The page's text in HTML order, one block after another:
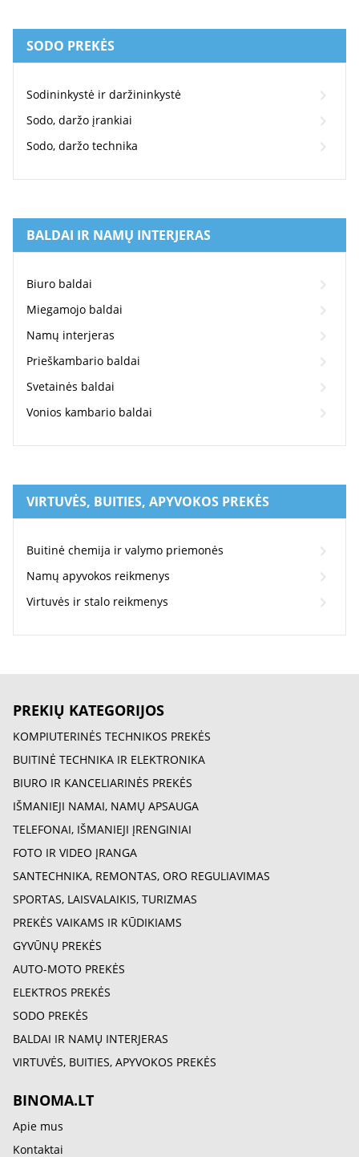
SODO PREKĖS
Sodininkystė ir daržininkystė
Sodo, daržo įrankiai
Sodo, daržo technika
BALDAI IR NAMŲ INTERJERAS
Biuro baldai
Miegamojo baldai
Namų interjeras
Prieškambario baldai
Svetainės baldai
Vonios kambario baldai
VIRTUVĖS, BUITIES, APYVOKOS PREKĖS
Buitinė chemija ir valymo priemonės
Namų apyvokos reikmenys
Virtuvės ir stalo reikmenys
PREKIŲ KATEGORIJOS
KOMPIUTERINĖS TECHNIKOS PREKĖS
BUITINĖ TECHNIKA IR ELEKTRONIKA
BIURO IR KANCELIARINĖS PREKĖS
IŠMANIEJI NAMAI, NAMŲ APSAUGA
TELEFONAI, IŠMANIEJI ĮRENGINIAI
FOTO IR VIDEO ĮRANGA
SPORTAS, LAISVALAIKIS, TURIZMAS
PREKĖS VAIKAMS IR KŪDIKIAMS
GYVŪNŲ PREKĖS
SANTECHNIKA, REMONTAS, ORO REGULIAVIMAS
AUTO-MOTO PREKĖS
ELEKTROS PREKĖS
SODO PREKĖS
BALDAI IR NAMŲ INTERJERAS
VIRTUVĖS, BUITIES, APYVOKOS PREKĖS
BINOMA.LT
Apie mus
Kontaktai